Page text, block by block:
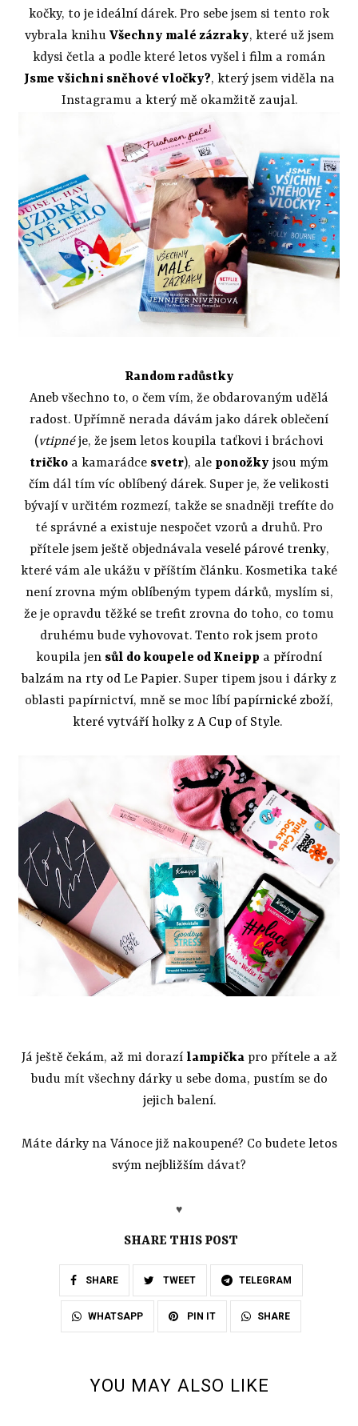
kočky, to je ideální dárek. Pro sebe jsem si tento rok
vybrala knihu Všechny malé zázraky, které už jsem
kdysi četla a podle které letos vyšel i film a román
Jsme všichni sněhové vločky?, který jsem viděla na
Instagramu a který mě okamžitě zaujal.
Random radůstky
Aneb všechno to, o čem vím, že obdarovaným udělá
radost. Upřímně nerada dávám jako dárek oblečení
(vtipnéje, že jsem letos koupila taťkovi i bráchovi
tričko a kamarádce svetr), ale ponožky jsou mým
čím dál tím víc oblíbený dárek. Super je, že velikosti
bývají v určitém rozmezí, takže se snadněji trefíte do
té správné a existuje nespočet vzorů a druhů. Pro
přítele jsem ještě objednávala veselé párové trenky,
které vám ale ukážu v příštím článku. Kosmetika také
není zrovna mým oblíbeným typem dárků, myslím si,
že je opravdu těžké se trefit zrovna do toho, co tomu
druhému bude vyhovovat. Tento rok jsem proto
koupila jen sůl do koupele od Kneipp a přírodní
balzám na rty od Le Papier. Super tipem jsou i dárky z
oblasti papírnictví, mně se moc líbí papírnické zboží,
které vytváří holky z A Cup of Style.
Já ještě čekám, až mi dorazí lampičkapro přítele a až
budu mít všechny dárky u sebe doma, pustím se do
jejich balení.
Máte dárky na Vánoce již nakoupené? Co budete letos
svým nejbližším dávat?
♥
SHARE THIS POST
SHARE TWEET TELEGRAM
WHATSAPP PIN IT SHARE
YOU MAY ALSO LIKE